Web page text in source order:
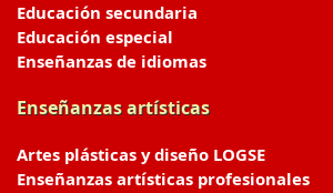
Educación secundaria
Educación especial
Enseñanzas de idiomas
Enseñanzas artísticas
Artes plásticas y diseño LOGSE
Enseñanzas artísticas profesionales